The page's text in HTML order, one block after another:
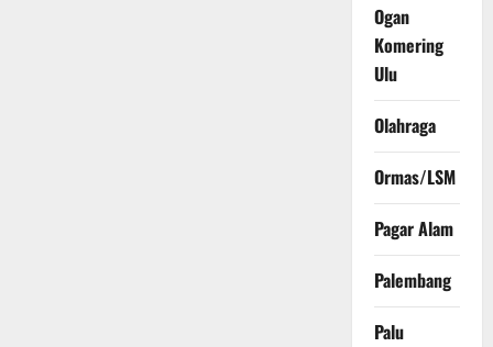
Ogan
Komering
Ulu
Olahraga
Ormas/LSM
Pagar Alam
Palembang
Palu